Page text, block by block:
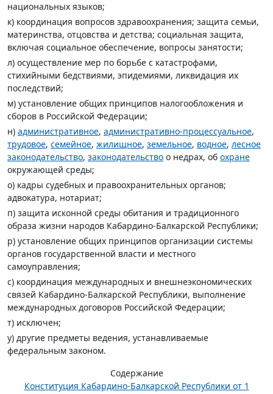
национальных языков;
к) координация вопросов здравоохранения; защита семьи,
материнства, отцовства и детства; социальная защита,
включая социальное обеспечение, вопросы занятости;
л) осуществление мер по борьбе с катастрофами,
стихийными бедствиями, эпидемиями, ликвидация их
последствий;
м) установление общих принципов налогообложения и
сборов в Российской Федерации;
н) административное, административно-процессуальное,
трудовое, семейное, жилищное, земельное, водное, лесное
законодательство, законодательство о недрах, об охране
окружающей среды;
о) кадры судебных и правоохранительных органов;
адвокатура, нотариат;
п) защита исконной среды обитания и традиционного
образа жизни народов Кабардино-Балкарской Республики;
р) установление общих принципов организации системы
органов государственной власти и местного
самоуправления;
с) координация международных и внешнеэкономических
связей Кабардино-Балкарской Республики, выполнение
международных договоров Российской Федерации;
т) исключен;
у) другие предметы ведения, устанавливаемые
федеральным законом.
Содержание
Конституция Кабардино-Балкарской Республики от 1